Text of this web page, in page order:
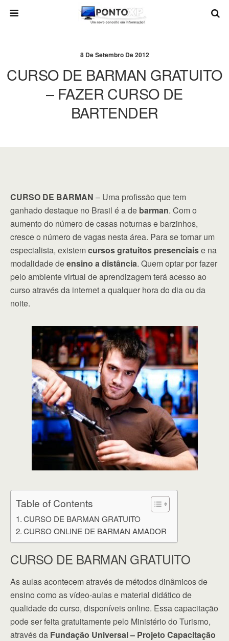
8 De Setembro De 2012
CURSO DE BARMAN GRATUITO
– FAZER CURSO DE
BARTENDER
CURSO DE BARMAN – Uma profissão que tem
ganhado destaque no Brasil é a de barman. Com o
aumento do número de casas noturnas e barzinhos,
cresce o número de vagas nesta área. Para se tornar um
especialista, existemcursos gratuitos presenciaise na
modalidade deensino a distância. Quem optar por fazer
pelo ambiente virtual de aprendizagem terá acesso ao
curso através da internet a qualquer hora do dia ou da
noite.
Table of Contents
CURSO DE BARMAN GRATUITO
CURSO ONLINE DE BARMAN AMADOR
CURSO DE BARMAN GRATUITO
As aulas acontecem através de métodos dinâmicos de
ensino como as vídeo-aulas e material didático de
qualidade do curso, disponíveis online. Essa capacitação
pode ser feita gratuitamente pelo Ministério do Turismo,
através da Fundação Universal – Projeto Capacitação